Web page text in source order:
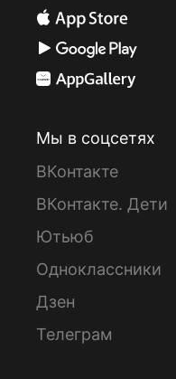
Мы в соцсетях
ВКонтакте
ВКонтакте. Дети
Ютьюб
Одноклассники
Дзен
Телеграм